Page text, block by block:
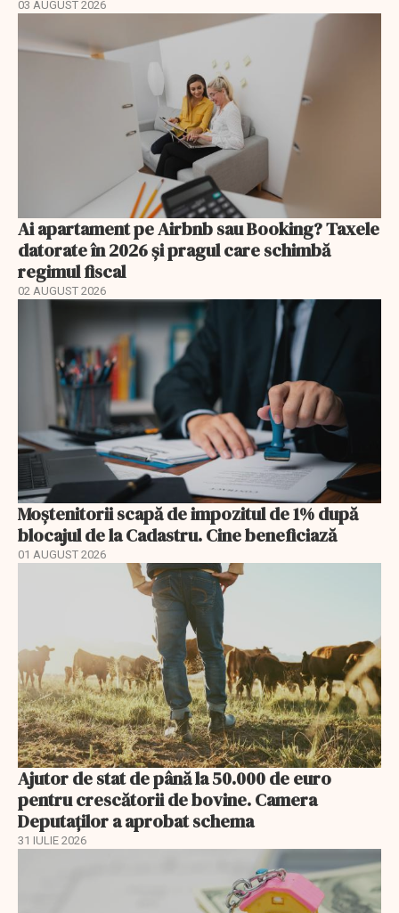
03 AUGUST 2026
Ai apartament pe Airbnb sau Booking? Taxele
datorate în 2026 și pragul care schimbă
regimul fiscal
02 AUGUST 2026
Moștenitorii scapă de impozitul de 1% după
blocajul de la Cadastru. Cine beneficiază
01 AUGUST 2026
Ajutor de stat de până la 50.000 de euro
pentru crescătorii de bovine. Camera
Deputaților a aprobat schema
31 IULIE 2026